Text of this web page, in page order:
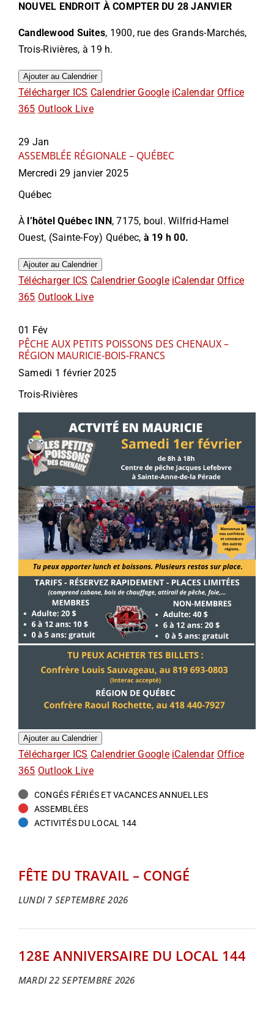
FÊTE DU TRAVAIL – CONGÉ
LUNDI 7 SEPTEMBRE 2026
128E ANNIVERSAIRE DU LOCAL 144
MARDI 22 SEPTEMBRE 2026
NOUVEL ENDROIT À COMPTER DU 28 JANVIER
Candlewood Suites, 1900, rue des Grands-Marchés,
Trois-Rivières, à 19 h.
Ajouter au Calendrier
Télécharger ICS Calendrier Google iCalendar Office
365 Outlook Live
29 Jan
ASSEMBLÉE RÉGIONALE – QUÉBEC
Mercredi 29 janvier 2025
Québec
À l’hôtel Québec INN, 7175, boul. Wilfrid-Hamel
Ouest, (Sainte-Foy) Québec, à 19 h 00.
Ajouter au Calendrier
Télécharger ICS Calendrier Google iCalendar Office
365 Outlook Live
01 Fév
PÊCHE AUX PETITS POISSONS DES CHENAUX –
RÉGION MAURICIE-BOIS-FRANCS
Samedi 1 février 2025
Trois-Rivières
Ajouter au Calendrier
Télécharger ICS Calendrier Google iCalendar Office
365 Outlook Live
CONGÉS FÉRIÉS ET VACANCES ANNUELLES
ASSEMBLÉES
ACTIVITÉS DU LOCAL 144